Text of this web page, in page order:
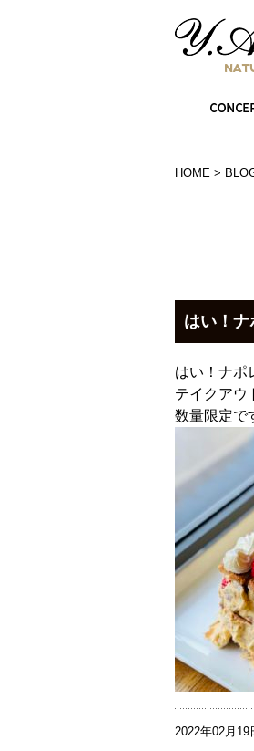
HOME >
はい！
はい！ナポ
テイクアウ
数量限定で
2022年02月19